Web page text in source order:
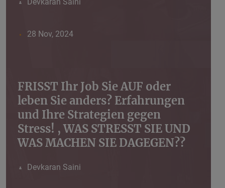
Devkaran Saini
28 Nov, 2024
FRISST Ihr Job Sie AUF oder
leben Sie anders? Erfahrungen
und Ihre Strategien gegen
Stress! , WAS STRESST SIE UND
WAS MACHEN SIE DAGEGEN??
Devkaran Saini